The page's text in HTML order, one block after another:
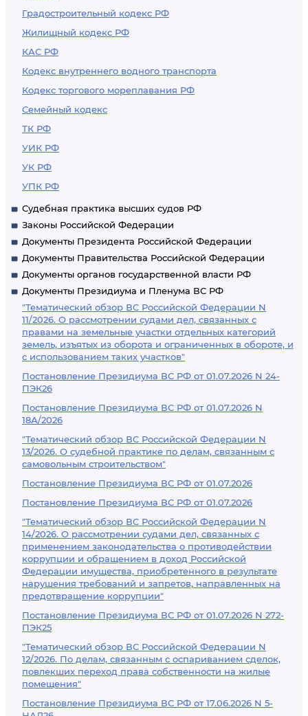
Градостроительный кодекс РФ
Жилищный кодекс РФ
КАС РФ
Кодекс внутреннего водного транспорта
Кодекс торгового мореплавания РФ
Семейный кодекс
ТК РФ
УИК РФ
УК РФ
УПК РФ
Судебная практика высших судов РФ
Законы Российской Федерации
Документы Президента Российской Федерации
Документы Правительства Российской Федерации
Документы органов государственной власти РФ
Документы Президиума и Пленума ВС РФ
"Тематический обзор ВС Российской Федерации N
11/2026. О рассмотрении судами дел, связанных с
правами на земельные участки отдельных категорий
земель, изъятых из оборота и ограниченных в обороте, и
с использованием таких участков"
Постановление Президиума ВС РФ от 01.07.2026 N 24-
ПЭК26
Постановление Президиума ВС РФ от 01.07.2026 N
18А/2026
"Тематический обзор ВС Российской Федерации N
13/2026. О судебной практике по делам, связанным с
самовольным строительством"
Постановление Президиума ВС РФ от 01.07.2026
Постановление Президиума ВС РФ от 01.07.2026
"Тематический обзор ВС Российской Федерации N
14/2026. О рассмотрении судами дел, связанных с
применением законодательства о противодействии
коррупции и обращением в доход Российской
Федерации имущества, приобретенного в результате
нарушения требований и запретов, направленных на
предотвращение коррупции"
Постановление Президиума ВС РФ от 01.07.2026 N 272-
ПЭК25
"Тематический обзор ВС Российской Федерации N
12/2026. По делам, связанным с оспариванием сделок,
повлекших переход права собственности на жилые
помещения"
Постановление Президиума ВС РФ от 17.06.2026 N 5-